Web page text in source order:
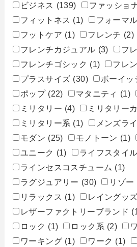
ビジネス (139) ファッショ
フィットネス (1) フォーマル
フットケア (1) フレンチ (2)
フレンチカジュアル (3) フ
フレンチゴシック (1) フレ
プラスサイズ (30) ボーイッ
ポップ (22) マタニティ (1)
ミリタリー (4) ミリタリー
ミリタリー系 (1) メンズラ
モダン (25) モノトーン (1)
ユニーク (1) ライフスタイ
ラインセスコスチューム (1)
ラグジュアリー (30) リゾー
リラックス (1) レイングッズ
レザーファクトリーブランド
ロック (1) ロック系 (2)
ワーキング (1) ワーク (1)